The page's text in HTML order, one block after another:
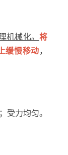
机械化。将
缓慢移动，
受力均匀。